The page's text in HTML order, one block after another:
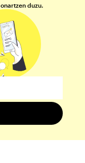
onartzen duzu.